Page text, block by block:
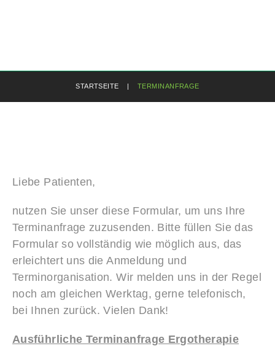
STARTSEITE | TERMINANFRAGE
Liebe Patienten,
nutzen Sie unser diese Formular, um uns Ihre
Terminanfrage zuzusenden. Bitte füllen Sie das
Formular so vollständig wie möglich aus, das
erleichtert uns die Anmeldung und
Terminorganisation. Wir melden uns in der Regel
noch am gleichen Werktag, gerne telefonisch,
bei Ihnen zurück. Vielen Dank!
Ausführliche Terminanfrage Ergotherapie